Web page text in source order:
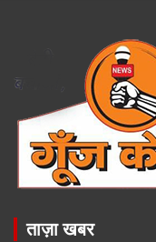
ताज़ा खबर